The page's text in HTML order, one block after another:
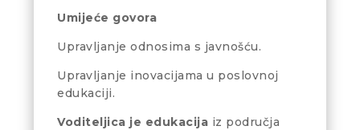
Umijeće govora
Upravljanje odnosima s javnošću.
Upravljanje inovacijama u poslovnoj
edukaciji.
Voditeljica je edukacija iz područja